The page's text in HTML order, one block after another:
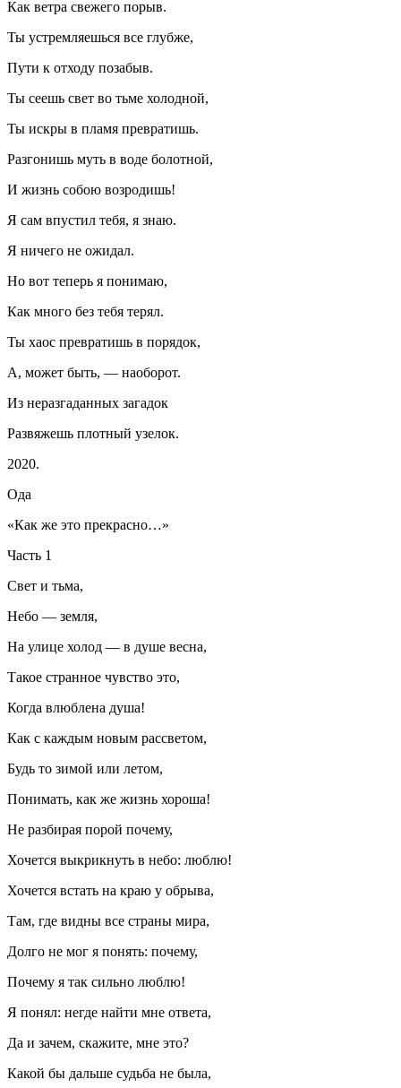
Как ветра свежего порыв.
Ты устремляешься все глубже,
Пути к отходу позабыв.
Ты сеешь свет во тьме холодной,
Ты искры в пламя превратишь.
Разгонишь муть в воде болотной,
И жизнь собою возродишь!
Я сам впустил тебя, я знаю.
Я ничего не ожидал.
Но вот теперь я понимаю,
Как много без тебя терял.
Ты хаос превратишь в порядок,
А, может быть, — наоборот.
Из неразгаданных загадок
Развяжешь плотный узелок.
2020.
Ода
«Как же это прекрасно…»
Часть 1
Свет и тьма,
Небо — земля,
На улице холод — в душе весна,
Такое странное чувство это,
Когда влюблена душа!
Как с каждым новым рассветом,
Будь то зимой или летом,
Понимать, как же жизнь хороша!
Не разбирая порой почему,
Хочется выкрикнуть в небо: люблю!
Хочется встать на краю у обрыва,
Там, где видны все страны мира,
Долго не мог я понять: почему,
Почему я так сильно люблю!
Я понял: негде найти мне ответа,
Да и зачем, скажите, мне это?
Какой бы дальше судьба не была,